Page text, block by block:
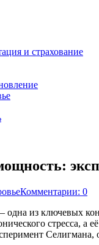
и страхование
Комментарии: 0
из ключевых
стресса,